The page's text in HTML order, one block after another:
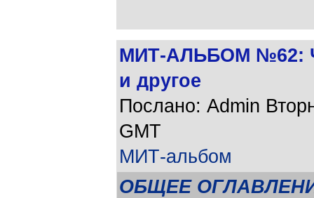
МИТ-АЛЬБОМ №62:
и другое
Послано: Admin
GMT
МИТ-альбом
ОБЩЕЕ